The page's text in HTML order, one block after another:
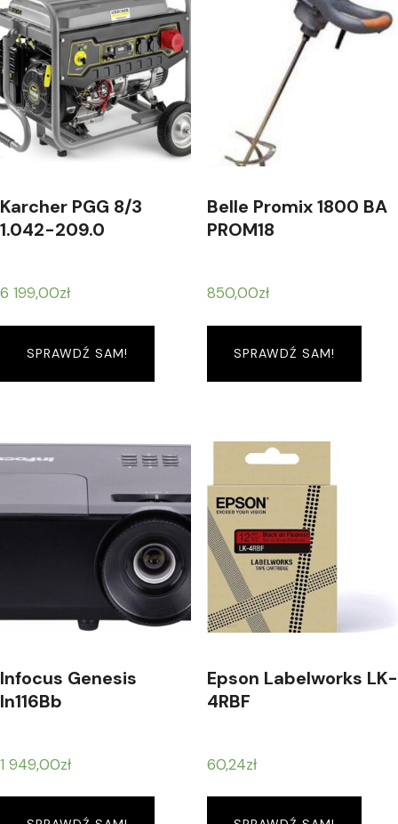
Karcher PGG 8/3
1.042-209.0
6 199,00zł
SPRAWDŹ SAM!
Belle Promix 1800 BA
PROM18
850,00zł
SPRAWDŹ SAM!
Infocus Genesis
In116Bb
1 949,00zł
Epson Labelworks LK-
4RBF
60,24zł